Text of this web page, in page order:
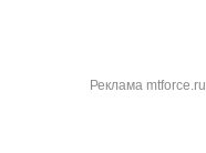
Реклама mtforce.ru